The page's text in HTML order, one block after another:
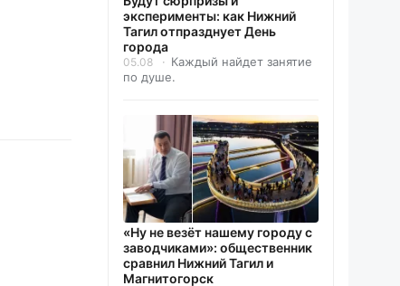
эксперименты: как Нижний
Тагил отпразднует День
города
05.08
Каждый найдет занятие
по душе.
«Ну не везёт нашему городу с
заводчиками»: общественник
сравнил Нижний Тагил и
Магнитогорск